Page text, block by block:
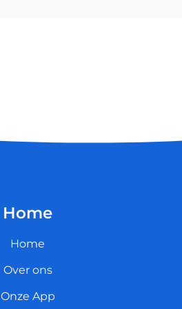
Home
Home
Over ons
Onze App